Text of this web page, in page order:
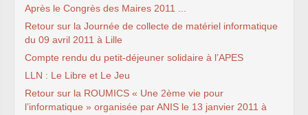
Après le Congrès des Maires 2011 ...
Retour sur la Journée de collecte de matériel informatique
du 09 avril 2011 à Lille
Compte rendu du petit-déjeuner solidaire à l’APES
LLN : Le Libre et Le Jeu
Retour sur la ROUMICS « Une 2ème vie pour
l’informatique » organisée par ANIS le 13 janvier 2011 à